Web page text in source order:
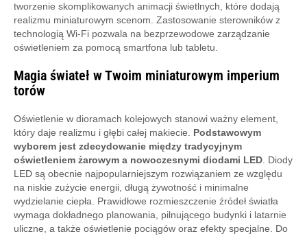
tworzenie skomplikowanych animacji świetlnych, które dodają
realizmu miniaturowym scenom. Zastosowanie sterowników z
technologią Wi-Fi pozwala na bezprzewodowe zarządzanie
oświetleniem za pomocą smartfona lub tabletu.
Magia świateł w Twoim miniaturowym imperium
torów
Oświetlenie w dioramach kolejowych stanowi ważny element,
który daje realizmu i głębi całej makiecie. Podstawowym
wyborem jest zdecydowanie między tradycyjnym
oświetleniem żarowym a nowoczesnymi diodami LED . Diody
LED są obecnie najpopularniejszym rozwiązaniem ze względu
na niskie zużycie energii, długą żywotność i minimalne
wydzielanie ciepła. Prawidłowe rozmieszczenie źródeł światła
wymaga dokładnego planowania, pilnującego budynki i latarnie
uliczne, a także oświetlenie pociągów oraz efekty specjalne. Do